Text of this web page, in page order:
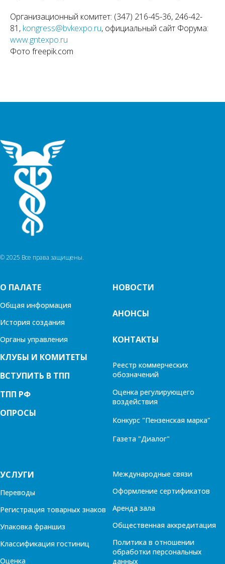
Организационный комитет: (347) 216-45-36, 246-42-
81, kongress@bvkexpo.ru, официальный сайт Форума:
www.gntexpo.ru
Фото freepik.com
© 2025 Все права защищены.
О ПАЛАТЕ
Общая информация
История создания
Органы управления
КЛУБЫ И КОМИТЕТЫ
ВСТУПИТЬ В ТПП
ТПП РФ
ОПРОСЫ
НОВОСТИ
АНОНСЫ
КОНТАКТЫ
Реестр коммерческих
обозначений
Оценка регулирующего
воздействия
Конкурс "Пензенская марка"
Газета "Диалог"
УСЛУГИ
Переводы
Регистрация товарных знаков
Упаковка франшиз
Классификация гостиниц
Оценка
Международные связи
Оформление сертификатов
Аренда зала
Общественная аккредитация
Политика в отношении
обработки персональных
данных